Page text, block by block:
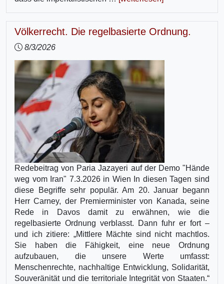
Völkerrecht. Die regelbasierte Ordnung.
8/3/2026
Redebeitrag von Paria Jazayeri auf der Demo "Hände
weg vom Iran" 7.3.2026 in Wien In diesen Tagen sind
diese Begriffe sehr populär. Am 20. Januar begann
Herr Carney, der Premierminister von Kanada, seine
Rede in Davos damit zu erwähnen, wie die
regelbasierte Ordnung verblasst. Dann fuhr er fort –
und ich zitiere: „Mittlere Mächte sind nicht machtlos.
Sie haben die Fähigkeit, eine neue Ordnung
aufzubauen, die unsere Werte umfasst:
Menschenrechte, nachhaltige Entwicklung, Solidarität,
Souveränität und die territoriale Integrität von Staaten.“